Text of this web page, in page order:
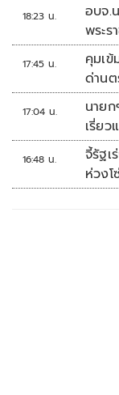
18:23 น.
อบจ.
พระ
ประเ
17:45 น.
คุมเ
ด่าน
17:04 น.
นาย
เรี่ย
16:48 น.
จี้รัฐเ
ห่วงโ